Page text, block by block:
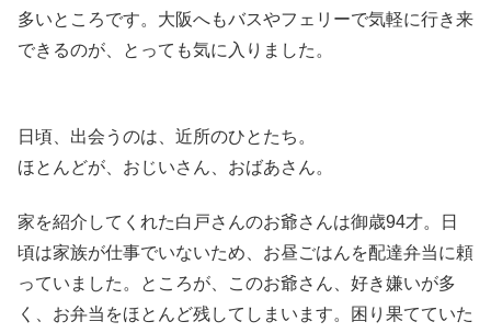
多いところです。大阪へもバスやフェリーで気軽に行き来
できるのが、とっても気に入りました。
日頃、出会うのは、近所のひとたち。
ほとんどが、おじいさん、おばあさん。
家を紹介してくれた白戸さんのお爺さんは御歳94才。日
頃は家族が仕事でいないため、お昼ごはんを配達弁当に頼
っていました。ところが、このお爺さん、好き嫌いが多
く、お弁当をほとんど残してしまいます。困り果てていた